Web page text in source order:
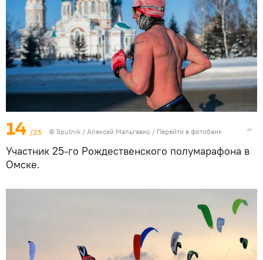
14 /23 © Sputnik / Алексей Мальгавко / Перейти в фотобанк
Участник 25-го Рождественского полумарафона в
Омске.